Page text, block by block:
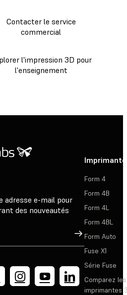
Contacter le service
commercial
l'impression 3D pour
l'enseignement
adresse e-mail pour
des nouveautés
Inscription
Form 4
Form 4B
Form 4L
Form 4BL
Form Auto
Fuse X1
Série Fuse
Comparez les
imprimantes